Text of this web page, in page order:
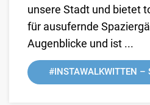
unsere Stadt und bietet
für ausufernde
Augenblicke und ist ...
#INSTAWALKWITTEN –